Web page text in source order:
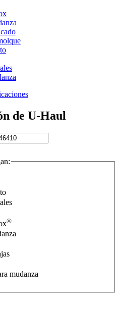
de U-Haul
®
mudanza